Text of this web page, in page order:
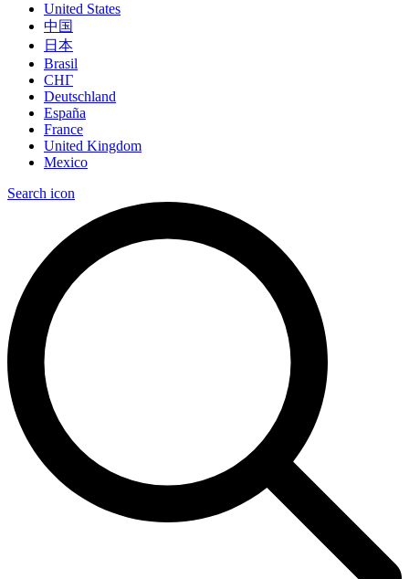
United States
中国
日本
Brasil
СНГ
Deutschland
España
France
United Kingdom
Mexico
Search icon